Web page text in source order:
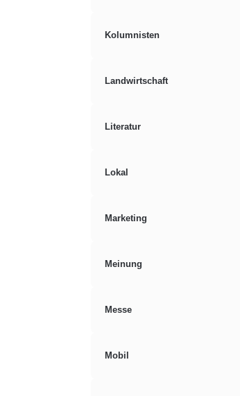
Kolumnisten
Landwirtschaft
Literatur
Lokal
Marketing
Meinung
Messe
Mobil